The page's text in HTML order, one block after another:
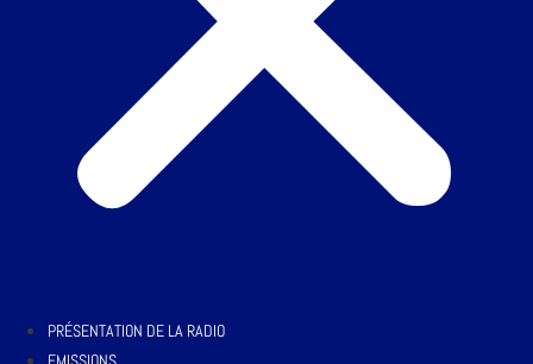
PRÉSENTATION DE LA RADIO